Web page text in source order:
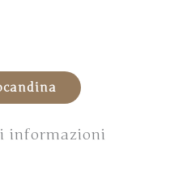
informazioni